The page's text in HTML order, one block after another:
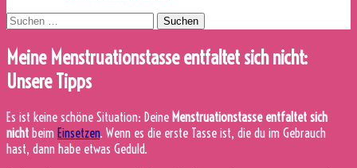
Suchen
Meine Menstruationstasse entfaltet sich nicht:
Unsere Tipps
Es ist keine schöne Situation: Deine Menstruationstasse entfaltet sich
nicht beim Einsetzen. Wenn es die erste Tasse ist, die du im Gebrauch
hast, dann habe etwas Geduld.